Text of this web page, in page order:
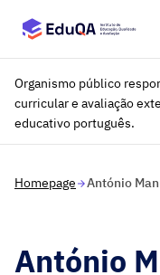
Organismo público
curricular e avaliação
educativo português.
Homepage António
António